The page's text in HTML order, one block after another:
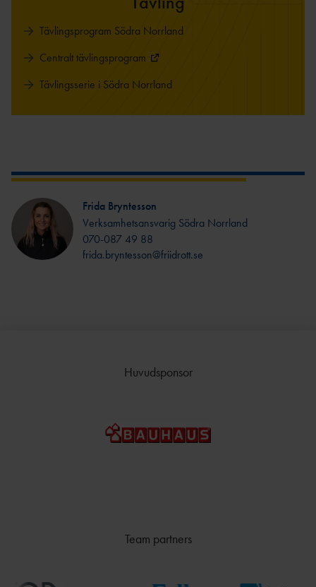
Tävlingsprogram Södra Norrland
Centralt tävlingsprogram
Tävlingsserie i Södra Norrland
Frida Bryntesson
Verksamhetsansvarig Södra Norrland
070-087 49 88
frida.bryntesson@friidrott.se
Huvudsponsor
Team partners